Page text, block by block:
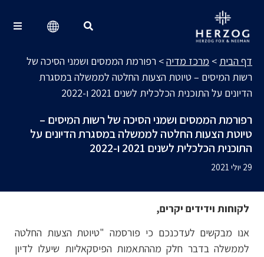
דף הבית > מרכז מדיה> רפורמת הממסים ושמני הסיכה של
רשות המיסים – טיוטת הצעות החלטה לממשלה במסגרת
הדיונים על התוכנית הכלכלית לשנים 2021 ו-2022
רפורמת הממסים ושמני הסיכה של רשות המיסים –
טיוטת הצעות החלטה לממשלה במסגרת הדיונים על
התוכנית הכלכלית לשנים 2021 ו-2022
29 יולי 2021
לקוחות וידידים יקרים,
אנו מבקשים לעדכנכם כי פורסמה "טיוטת הצעות החלטה
לממשלה בדבר חלק מההתאמות הפיסקאליות שיעלו לדיון